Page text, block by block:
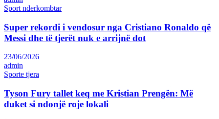
Sport nderkombtar
Super rekordi i vendosur nga Cristiano Ronaldo që
Messi dhe të tjerët nuk e arrijnë dot
23/06/2026
admin
Sporte tjera
Tyson Fury tallet keq me Kristian Prengën: Më
duket si ndonjë roje lokali